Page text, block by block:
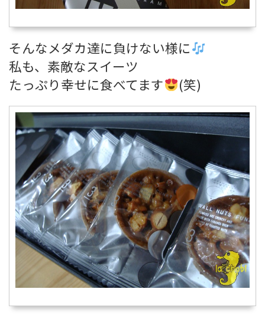
そんなメダカ達に負けない様に
私も、素敵なスイーツ
たっぷり幸せに食べてます
(笑)